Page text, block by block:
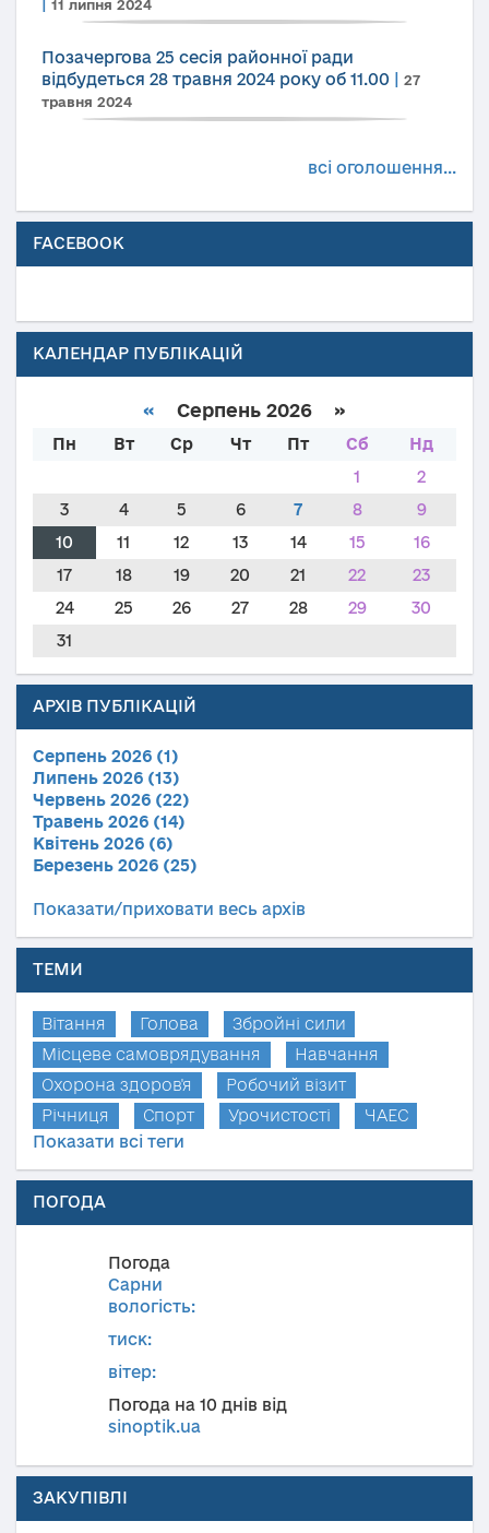
11 липня 2024
Позачергова 25 сесія районної ради
відбудеться 28 травня 2024 року об 11.00
27
травня 2024
всі оголошення...
FACEBOOK
КАЛЕНДАР ПУБЛІКАЦІЙ
« Серпень 2026 »
Пн Вт Ср Чт Пт Сб
Нд
1
2
3
4 5 6 7 8
9
10
11 12 13 14 15
16
17
18 19 20 21 22
23
24
25 26 27 28 29
30
31
АРХІВ ПУБЛІКАЦІЙ
Серпень 2026 (1)
Липень 2026 (13)
Червень 2026 (22)
Травень 2026 (14)
Квітень 2026 (6)
Березень 2026 (25)
Показати/приховати весь архів
ТЕМИ
Вітання Голова
Збройні сили
Місцеве самоврядування
Навчання
Охорона здоров'я
Робочий візит
Річниця
Спорт Урочистості
ЧАЕС
Показати всі теги
ПОГОДА
Погода
Сарни
вологість:
тиск:
вітер:
Погода на 10 днів від
sinoptik.ua
ЗАКУПІВЛІ